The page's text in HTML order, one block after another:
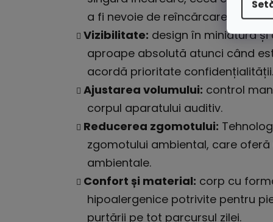
a fi nevoie de reîncărcare
Vizibilitate: design în miniatură
aproape absolută atunci când
acordă prioritate confidențialității.
Ajustarea volumului: control
corpul aparatului auditiv.
Reducerea zgomotului:
zgomotului ambiental, care
ambientale.
Confort și material: corp cu
hipoalergenice potrivite pentru
purtării pe tot parcursul zilei.